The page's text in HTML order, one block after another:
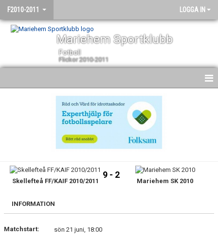
F2010-2011 LOGGA IN
Mariehem Sportklubb
Fotboll
Flickor 2010-2011
TRUPPEN
BILDGALLERI
Skellefteå FF/KAIF 2010/2011
9 - 2
Mariehem SK 2010
INFORMATION
Matchstart:
sön 21 juni, 18:00